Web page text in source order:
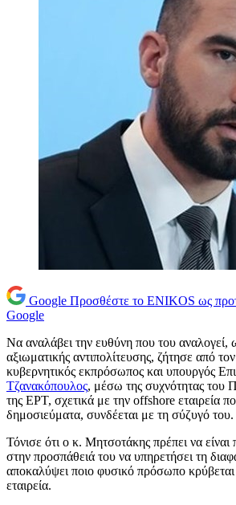
Google Προσθέστε το ENIKOS ως
Google
Να αναλάβει την ευθύνη που του αναλογεί,
αξιωματικής αντιπολίτευσης, ζήτησε από
κυβερνητικός εκπρόσωπος και υπουργός
Τζανακόπουλος, μέσω της συχνότητας του
της ΕΡΤ, σχετικά με την offshore εταιρεία
δημοσιεύματα, συνδέεται με τη σύζυγό του.
Τόνισε ότι ο κ. Μητσοτάκης πρέπει να είναι
στην προσπάθειά του να υπηρετήσει τη
αποκαλύψει ποιο φυσικό πρόσωπο
εταιρεία.